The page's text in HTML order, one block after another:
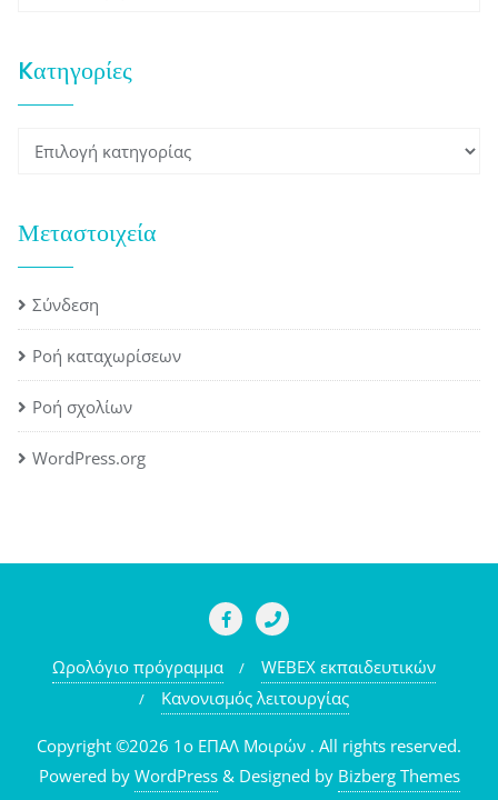
Kατηγορίες
Kατηγορίες
Μεταστοιχεία
Σύνδεση
Ροή καταχωρίσεων
Ροή σχολίων
WordPress.org
Ωρολόγιο πρόγραμμα
WEBEX εκπαιδευτικών
Κανονισμός λειτουργίας
Copyright ©2026 1o ΕΠΑΛ Μοιρών . All rights reserved.
Powered by WordPress & Designed by Bizberg Themes